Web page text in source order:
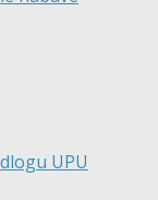
UPU